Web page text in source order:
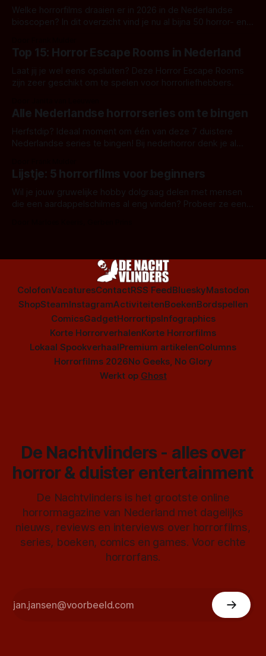
Welke horrorfilms draaien er in 2026 in de Nederlandse
bioscopen? In dit overzicht vind je nu al bijna 50 horror- en
Top 15: Horror Escape Rooms in Nederland
Laat jij je wel eens opsluiten? Deze Horror Escape Rooms
zijn zeer geschikt om te spelen voor horrorliefhebbers.
Alle Nederlandse horrorseries om te bingen
Herfstdip? Ideaal moment om één van deze 7 duistere
Nederlandse series te bingen! Bij nederhorror denk je al
Amsterdamned of The Johnsons. Maar Nederlandse horror
is niet beperkt tot films. Hier een aantal Nederlandse tv-
series uit het duistere of horrorgenre. Als
Lijstje: 5 horrorfilms voor beginners
Wil je jouw gruwelijke hobby dolgraag delen met mensen
die een aardappelschilmes al eng vinden? Probeer ze eens
ColofonVacaturesContactRSS FeedBlueskyMastodon
ShopSteamInstagramActiviteitenBoekenBordspellen
ComicsGadgetHorrortipsInfographics
Korte HorrorverhalenKorte Horrorfilms
Lokaal SpookverhaalPremium artikelenColumns
Horrorfilms 2026No Geeks, No Glory
Werkt op Ghost
De Nachtvlinders - alles over
horror & duister entertainment
De Nachtvlinders is het grootste online
horrormagazine van Nederland met dagelijks
nieuws, reviews en interviews over horrorfilms,
series, boeken, comics en games. Voor echte
horrorfans.